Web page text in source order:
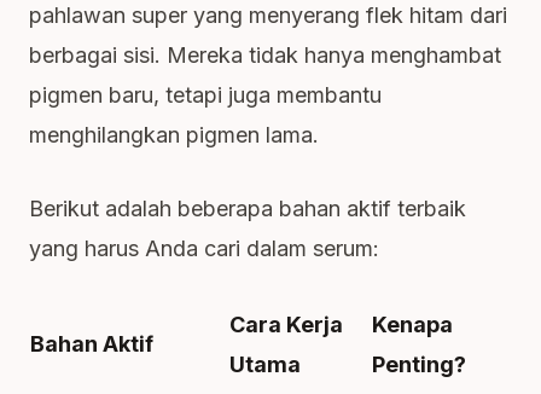
pahlawan super yang menyerang flek hitam dari
berbagai sisi. Mereka tidak hanya menghambat
pigmen baru, tetapi juga membantu
menghilangkan pigmen lama.
Berikut adalah beberapa bahan aktif terbaik
yang harus Anda cari dalam serum:
Bahan Aktif
Cara Kerja
Utama
Kenapa
Penting?